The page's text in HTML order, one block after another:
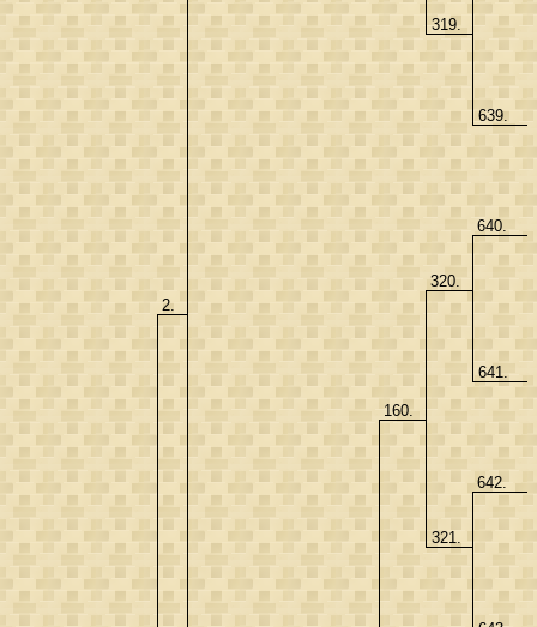
2.
319.
639.
160.
320.
640.
641.
321.
642.